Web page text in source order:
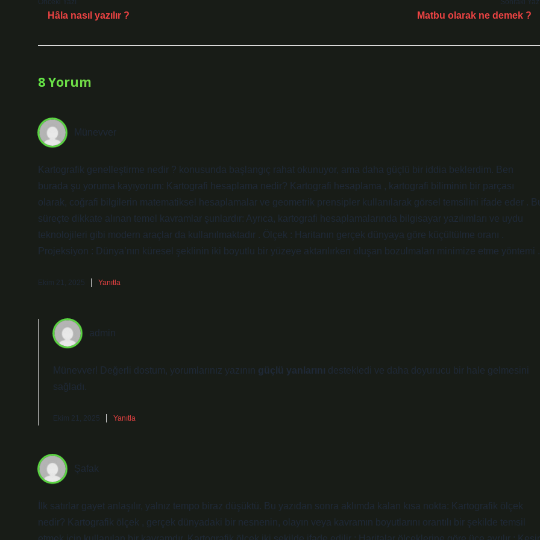
Önceki Yazı
Hâla nasıl yazılır ?
Sonraki
Matbu olarak ne demek ?
8 Yorum
Münevver
Kartografik genelleştirme nedir ? konusunda başlangıç rahat okunuyor, ama daha güçlü bir iddia beklerdim. Ben
burada şu yoruma kayıyorum: Kartografi hesaplama nedir? Kartografi hesaplama , kartografi biliminin bir parçası
olarak, coğrafi bilgilerin matematiksel hesaplamalar ve geometrik prensipler kullanılarak görsel temsilini ifade eder .
süreçte dikkate alınan temel kavramlar şunlardır: Ayrıca, kartografi hesaplamalarında bilgisayar yazılımları ve uydu
teknolojileri gibi modern araçlar da kullanılmaktadır . Ölçek : Haritanın gerçek dünyaya göre küçültülme oranı .
Projeksiyon : Dünya’nın küresel şeklinin iki boyutlu bir yüzeye aktarılırken oluşan bozulmaları minimize etme yöntemi .
Ekim 21, 2025 Yanıtla
admin
Münevver! Değerli dostum, yorumlarınız yazının güçlü yanlarını destekledi ve daha doyurucu bir hale gelmesini
sağladı.
Ekim 21, 2025 Yanıtla
Şafak
İlk satırlar gayet anlaşılır, yalnız tempo biraz düşüktü. Bu yazıdan sonra aklımda kalan kısa nokta: Kartografik ölçek
nedir? Kartografik ölçek , gerçek dünyadaki bir nesnenin, olayın veya kavramın boyutlarını orantılı bir şekilde temsil